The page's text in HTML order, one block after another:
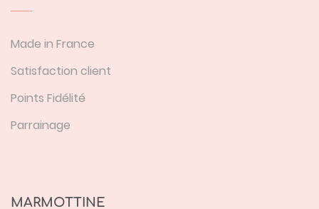
Made in France
Satisfaction client
Points Fidélité
Parrainage
MARMOTTINE